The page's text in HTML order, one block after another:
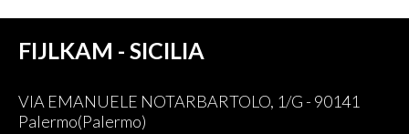
FIJLKAM - SICILIA
VIA EMANUELE NOTARBARTOLO, 1/G - 90141
Palermo(Palermo)